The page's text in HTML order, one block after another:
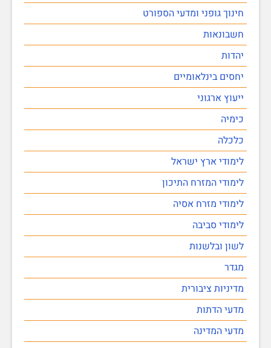
חינוך גופני ומדעי הספורט
חשבונאות
יהדות
יחסים בינלאומיים
ייעוץ ארגוני
כימיה
כלכלה
לימודי ארץ ישראל
לימודי המזרח התיכון
לימודי מזרח אסיה
לימודי סביבה
לשון ובלשנות
מגדר
מדיניות ציבורית
מדעי הדתות
מדעי המדינה